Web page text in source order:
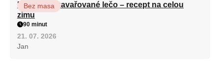
Babiččino zavařované lečo – recept na celou
zimu
Bez masa
90 minut
21. 07. 2026
Jan